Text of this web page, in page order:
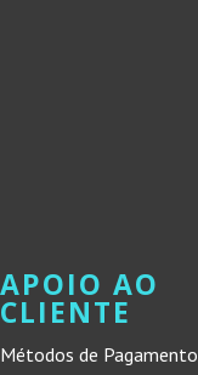
APOIO AO
CLIENTE
Métodos de Pagamento